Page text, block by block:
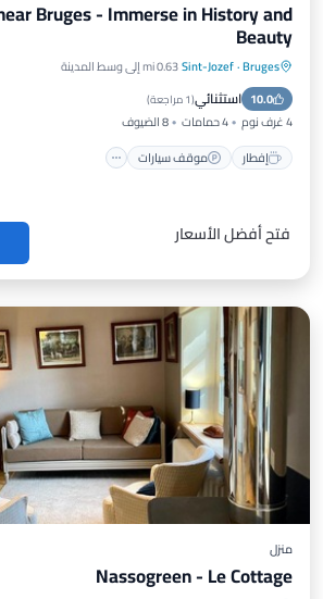
Bruges - Immerse in History and
Beauty
Bruges
·
Sint-Jozef0.63 mi إلى وسط المدينة
10.0 استثنائي(1 مراجعة )
4 غرف نوم 4 حمامات
8 الضيوف
إفطار
موقف سيارات
إفطار موقف سيارات
مطبخ
فتح أفضل الأسعار
منزل
Nassogreen - Le Cottage